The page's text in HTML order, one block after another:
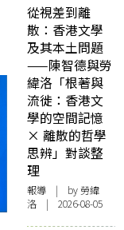
從視差到離
散：香港文學
及其本土問題
——陳智德與勞
緯洛「根著與
流徙：香港文
學的空間記憶
× 離散的哲學
思辨」對談整
理
報導 | by 勞緯
洛 | 2026-08-05